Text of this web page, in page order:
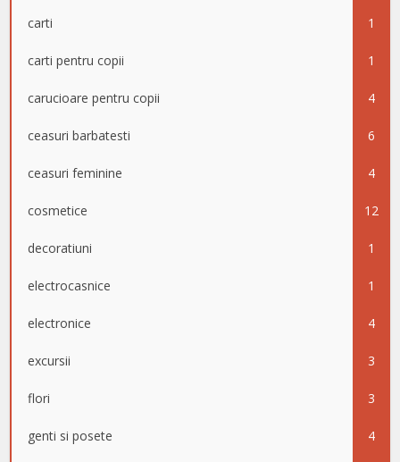
carti 1
carti pentru copii 1
carucioare pentru copii 4
ceasuri barbatesti 6
ceasuri feminine 4
cosmetice 12
decoratiuni 1
electrocasnice 1
electronice 4
excursii 3
flori 3
genti si posete 4